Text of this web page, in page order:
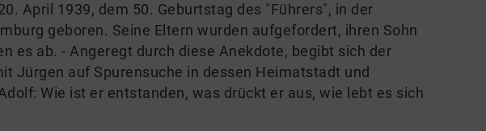
April 1939, dem 50. Geburtstag des "Führers", in der
geboren. Seine Eltern wurden aufgefordert, ihren Sohn
es ab. - Angeregt durch diese Anekdote, begibt sich der
Jürgen auf Spurensuche in dessen Heimatstadt und
Wie ist er entstanden, was drückt er aus, wie lebt es sich